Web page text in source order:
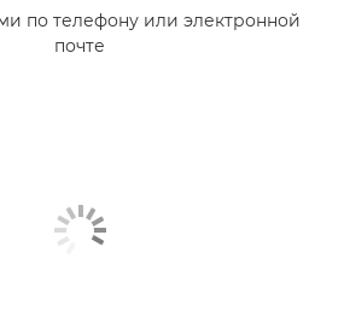
по телефону или электронной
почте